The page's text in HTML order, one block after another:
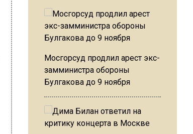
Мосгорсуд продлил арест экс-
замминистра обороны
Булгакова до 9 ноября